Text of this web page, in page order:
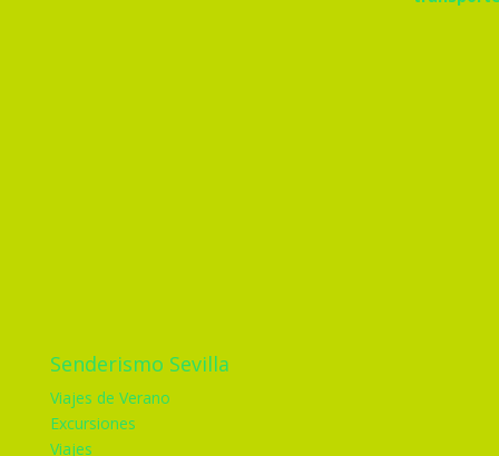
Senderismo Sevilla
Viajes de Verano
Excursiones
Viajes